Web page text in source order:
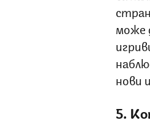
може
нови
5.